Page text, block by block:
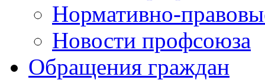
Нормативно-
Новости профсоюза
Обращения граждан